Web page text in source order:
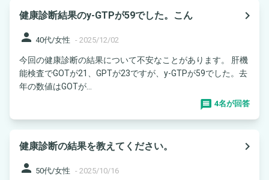
健康診断結果のy-GTPが59でした。こん
navigate_next
person 40代/女性 - 2025/12/02
今回の健康診断の結果について不安なことがあります。 肝機
能検査でGOTが21、GPTが23ですが、y-GTPが59でした。去
年の数値はGOTが...
4名が回答
健康診断の結果を教えてください。
navigate_next
person 50代/女性 - 2025/10/16